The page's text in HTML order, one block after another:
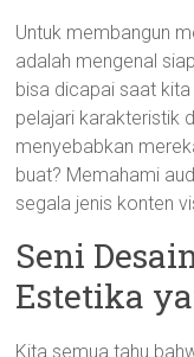
Untuk membangun
adalah mengenal
bisa dicapai saat
pelajari karakteristik
menyebabkan
buat? Memahami
segala jenis konten
Seni
Estetika
Kita semua tahu